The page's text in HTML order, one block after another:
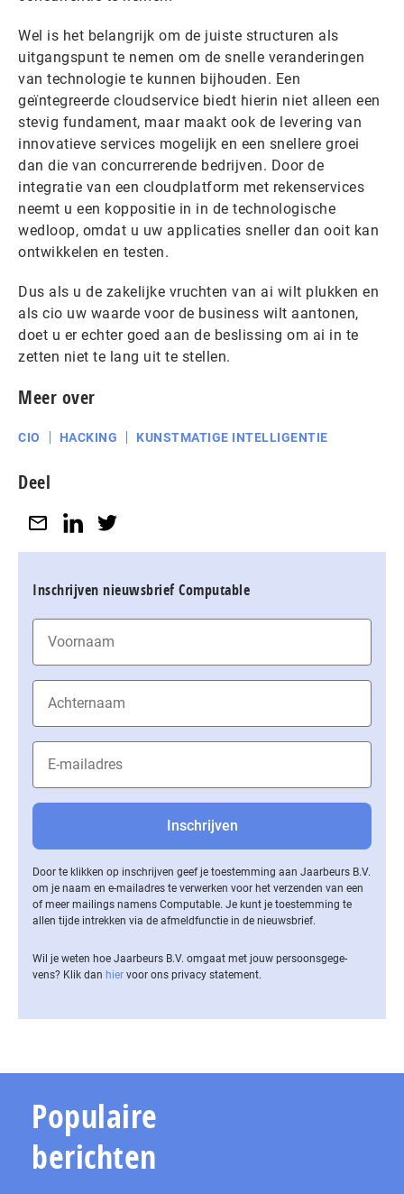
Wel is het belangrijk om de juiste structuren als
uitgangspunt te nemen om de snelle veranderingen
van technologie te kunnen bijhouden. Een
geïntegreerde cloudservice biedt hierin niet alleen een
stevig fundament, maar maakt ook de levering van
innovatieve services mogelijk en een snellere groei
dan die van concurrerende bedrijven. Door de
integratie van een cloudplatform met rekenservices
neemt u een koppositie in in de technologische
wedloop, omdat u uw applicaties sneller dan ooit kan
ontwikkelen en testen.
Dus als u de zakelijke vruchten van ai wilt plukken en
als cio uw waarde voor de business wilt aantonen,
doet u er echter goed aan de beslissing om ai in te
zetten niet te lang uit te stellen.
Meer over
CIO HACKING KUNSTMATIGE INTELLIGENTIE
Deel
Inschrijven nieuwsbrief Computable
Door te klikken op inschrijven geef je toestemming aan Jaarbeurs B.V.
om je naam en e-mailadres te verwerken voor het verzenden van een
of meer mailings namens Computable. Je kunt je toestemming te
allen tijde intrekken via de af­meld­func­tie in de nieuwsbrief.
Wil je weten hoe Jaarbeurs B.V. omgaat met jouw per­soons­ge­ge­
vens? Klik dan hier voor ons privacy statement.
Populaire
berichten